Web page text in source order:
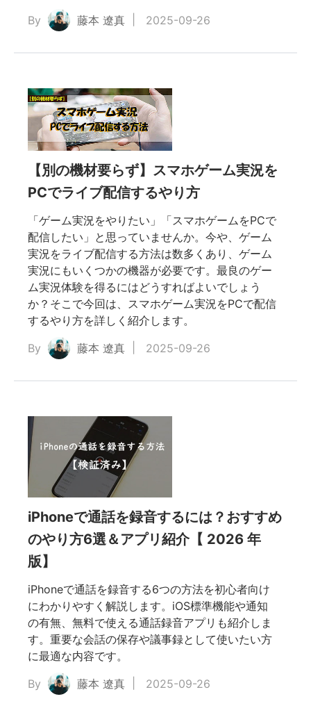
By
藤本 遼真 2025-09-26
【別の機材要らず】スマホゲーム実況を
PCでライブ配信するやり方
「ゲーム実況をやりたい」「スマホゲームをPCで
配信したい」と思っていませんか。今や、ゲーム
実況をライブ配信する方法は数多くあり、ゲーム
実況にもいくつかの機器が必要です。最良のゲー
ム実況体験を得るにはどうすればよいでしょう
か？そこで今回は、スマホゲーム実況をPCで配信
するやり方を詳しく紹介します。
By
藤本 遼真 2025-09-26
iPhoneで通話を録音するには？おすすめ
のやり方6選＆アプリ紹介【 2026 年
版】
iPhoneで通話を録音する6つの方法を初心者向け
にわかりやすく解説します。iOS標準機能や通知
の有無、無料で使える通話録音アプリも紹介しま
す。重要な会話の保存や議事録として使いたい方
に最適な内容です。
By
藤本 遼真 2025-09-26